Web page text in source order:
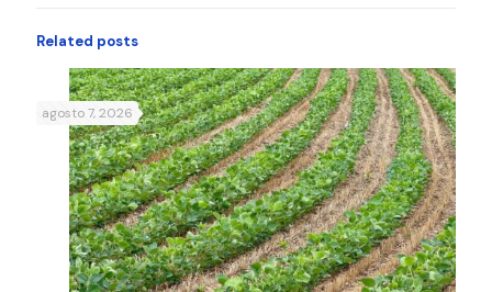
Related posts
agosto 7, 2026